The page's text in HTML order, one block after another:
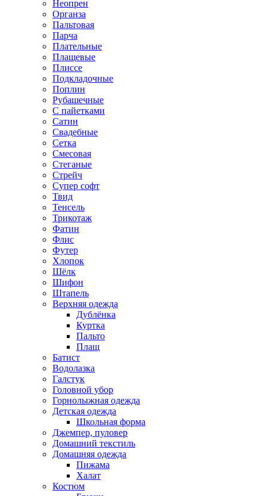
Неопрен
Органза
Пальтовая
Парча
Плательные
Плащевые
Плиссе
Подкладочные
Поплин
Рубашечные
С пайетками
Сатин
Свадебные
Сетка
Смесовая
Стеганые
Стрейч
Супер софт
Твид
Тенсель
Трикотаж
Фатин
Флис
Футер
Хлопок
Шёлк
Шифон
Штапель
Верхняя одежда
Дублёнка
Куртка
Пальто
Плащ
Батист
Водолазка
Галстук
Головной убор
Горнолыжная одежда
Детская одежда
Школьная форма
Джемпер, пуловер
Домашний текстиль
Домашняя одежда
Пижама
Халат
Костюм